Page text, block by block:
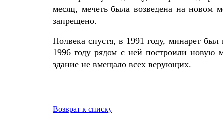
месяц, мечеть была возведена на новом
запрещено.
Полвека спустя, в 1991 году, минарет
1996 году рядом с ней построили новую
здание не вмещало всех верующих.
Возврат к списку